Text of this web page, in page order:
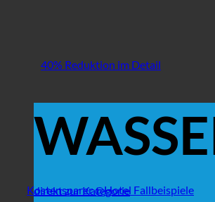
40% Reduktion im Detail
direkt zur Kategorie
Kostensparer @Hotel Fallbeispiele